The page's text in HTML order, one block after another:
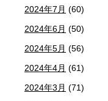
2024年7月 (60)
2024年6月 (50)
2024年5月 (56)
2024年4月 (61)
2024年3月 (71)